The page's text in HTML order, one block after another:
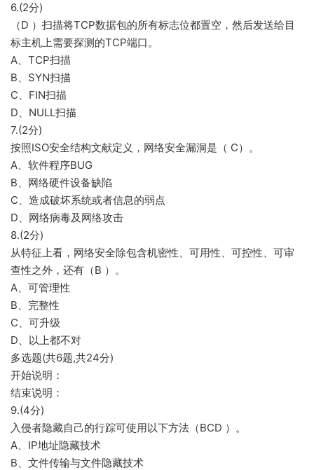
6.(2分)
（D ）扫描将TCP数据包的所有标志位都置空，然后发送给目
标主机上需要探测的TCP端口。
A、TCP扫描
B、SYN扫描
C、FIN扫描
D、NULL扫描
7.(2分)
按照ISO安全结构文献定义，网络安全漏洞是（ C）。
A、软件程序BUG
B、网络硬件设备缺陷
C、造成破坏系统或者信息的弱点
D、网络病毒及网络攻击
8.(2分)
从特征上看，网络安全除包含机密性、可用性、可控性、可审
查性之外，还有（B ）。
A、可管理性
B、完整性
C、可升级
D、以上都不对
多选题(共6题,共24分)
开始说明：
结束说明：
9.(4分)
入侵者隐藏自己的行踪可使用以下方法（BCD ）。
A、IP地址隐藏技术
B、文件传输与文件隐藏技术